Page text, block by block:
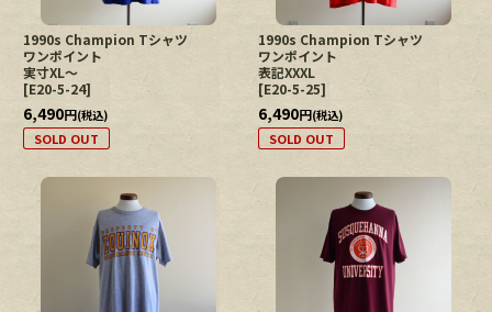
1990s Champion Tシャツ
ワンポイント
実寸XL〜
[E20-5-24]
6,490円(税込)
SOLD OUT
1990s Champion Tシャツ
ワンポイント
表記XXXL
[E20-5-25]
6,490円(税込)
SOLD OUT